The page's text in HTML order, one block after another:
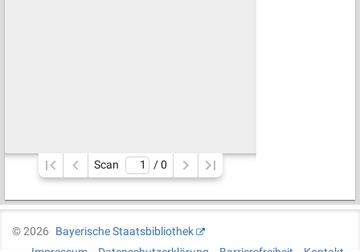
Scan / 0
©2026
Bayerische Staatsbibliothek